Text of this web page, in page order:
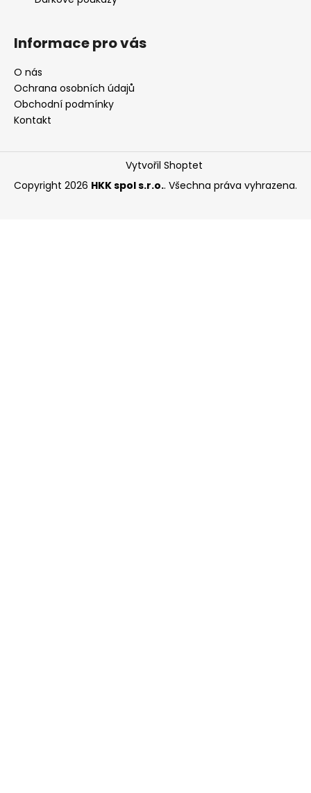
Informace pro vás
O nás
Ochrana osobních údajů
Obchodní podmínky
Kontakt
Vytvořil Shoptet
Copyright 2026 HKK spol s.r.o.. Všechna práva vyhrazena.